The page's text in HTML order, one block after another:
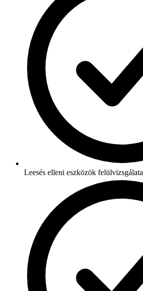
Leesés elleni eszközök felülvizsgálata